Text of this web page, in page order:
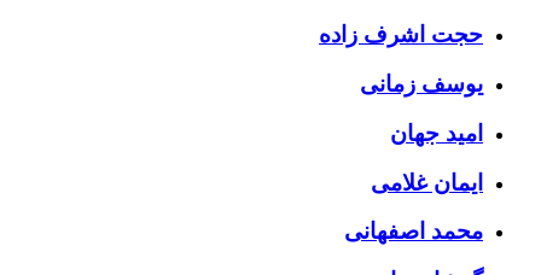
حجت اشرف زاده
یوسف زمانی
امید جهان
ایمان غلامی
محمد اصفهانی